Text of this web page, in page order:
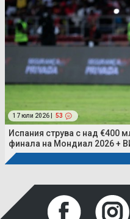
17 юли 2026 | 53
Испания струва с над €400
финала на Мондиал 2026 +